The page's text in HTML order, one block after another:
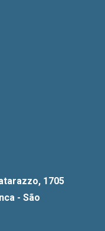
1705
- São